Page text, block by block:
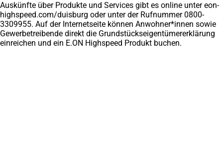
Auskünfte über Produkte und Services gibt es online unter eon-
highspeed.com/duisburg oder unter der Rufnummer 0800-
3309955. Auf der Internetseite können Anwohner*innen sowie
Gewerbetreibende direkt die Grundstückseigentümererklärung
einreichen und ein E.ON Highspeed Produkt buchen.